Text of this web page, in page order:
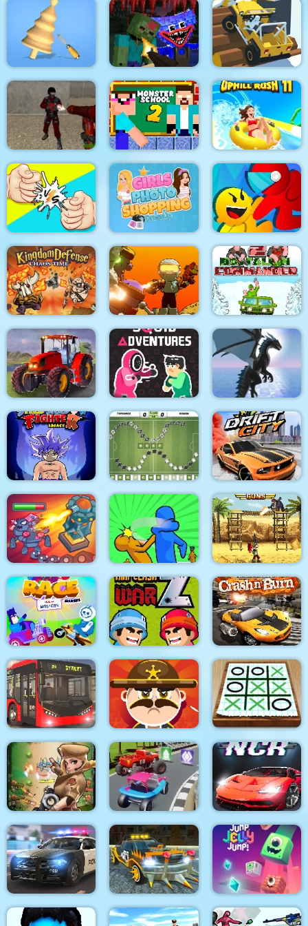
Car Eats Car:
Underwater
Adventure
Funny Battle
Simulator
Stair Race 3D
Design Master
Mine Shooter
Monsters Royale
Offroad Mania
Crazy Shooters 2
Monster School
Challenge 2
Uphill Rush 11
RPS Exclusive
Girls Photoshopping
Dressup
Riot Escape
Kingdom Defense
Chaos Time
Run Gun Robots
Battalion Commander
2
Farming Missions
2023
Squid Adventures Dragon Simulator 3D
Stick Shadow Fighter
Legacy
Wordsoccer.io Drift City
King Rugni Tower
Defense
Slap & Run Alpha Guns
Race Masters Rush Mini Clash War Z
Burnin Rubber Crash
n Burn
City Bus Driver Sheriff Shoot
Tic Tac Toe Paper
Note
Stickman vs Zombies Extreme Blur Race Night City Racing